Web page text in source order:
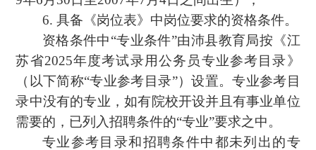
6. 具备《岗位表》中岗位要求的资格条件。
资格条件中“专业条件”由沛县教育局按《江
苏省2025年度考试录用公务员专业参考目录》
（以下简称“专业参考目录”）设置。专业参考目
录中没有的专业，如有院校开设并且有事业单位
需要的，已列入招聘条件的“专业”要求之中。
专业参考目录和招聘条件中都未列出的专